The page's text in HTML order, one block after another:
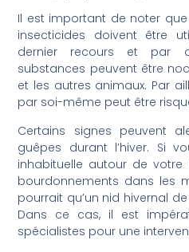
Il est important de noter
insecticides doivent être
dernier recours et par
substances peuvent être
et les autres animaux. Par
par soi-même peut être
Certains signes peuvent
guêpes durant l’hiver. Si
inhabituelle autour de
bourdonnements dans les
pourrait qu’un nid hivernal
Dans ce cas, il est
spécialistes pour une